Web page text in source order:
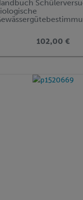
102,00 €